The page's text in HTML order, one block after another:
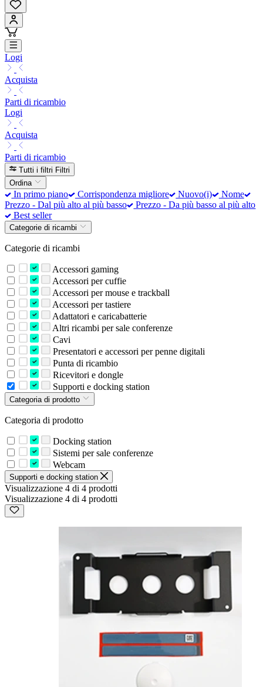
Logi
Acquista
Parti di ricambio
Logi
Acquista
Parti di ricambio
Tutti i filtri Filtri
Ordina
In primo piano Corrispondenza migliore Nuovo(i)
Nome
Prezzo - Dal più alto al più basso
Prezzo - Da più basso al più alto
Best seller
Categorie di ricambi
Categorie di ricambi
Accessori gaming
Accessori per cuffie
Accessori per mouse e trackball
Accessori per tastiere
Adattatori e caricabatterie
Altri ricambi per sale conferenze
Cavi
Presentatori e accessori per penne digitali
Punta di ricambio
Ricevitori e dongle
Supporti e docking station
Categoria di prodotto
Categoria di prodotto
Docking station
Sistemi per sale conferenze
Webcam
Supporti e docking station
Visualizzazione 4 di 4 prodotti
Visualizzazione 4 di 4 prodotti